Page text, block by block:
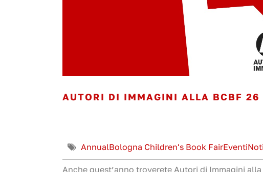
AUTORI DI IMMAGINI ALLA BCBF 26
AnnualBologna Children's Book FairEventi
Anche quest’anno troverete Autori di Immagini